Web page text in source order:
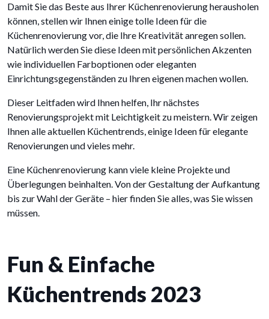
Damit Sie das Beste aus Ihrer Küchenrenovierung herausholen
können, stellen wir Ihnen einige tolle Ideen für die
Küchenrenovierung vor, die Ihre Kreativität anregen sollen.
Natürlich werden Sie diese Ideen mit persönlichen Akzenten
wie individuellen Farboptionen oder eleganten
Einrichtungsgegenständen zu Ihren eigenen machen wollen.
Dieser Leitfaden wird Ihnen helfen, Ihr nächstes
Renovierungsprojekt mit Leichtigkeit zu meistern. Wir zeigen
Ihnen alle aktuellen Küchentrends, einige Ideen für elegante
Renovierungen und vieles mehr.
Eine Küchenrenovierung kann viele kleine Projekte und
Überlegungen beinhalten. Von der Gestaltung der Aufkantung
bis zur Wahl der Geräte – hier finden Sie alles, was Sie wissen
müssen.
Fun & Einfache
Küchentrends 2023